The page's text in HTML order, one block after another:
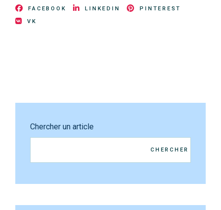
FACEBOOK LINKEDIN
PINTEREST
VK
Chercher un article
CHERCHER